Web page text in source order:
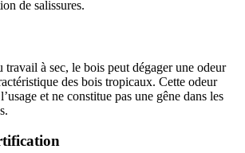
de salissures.
à sec, le bois peut dégager une odeur
des bois tropicaux. Cette odeur
et ne constitue pas une gêne dans les